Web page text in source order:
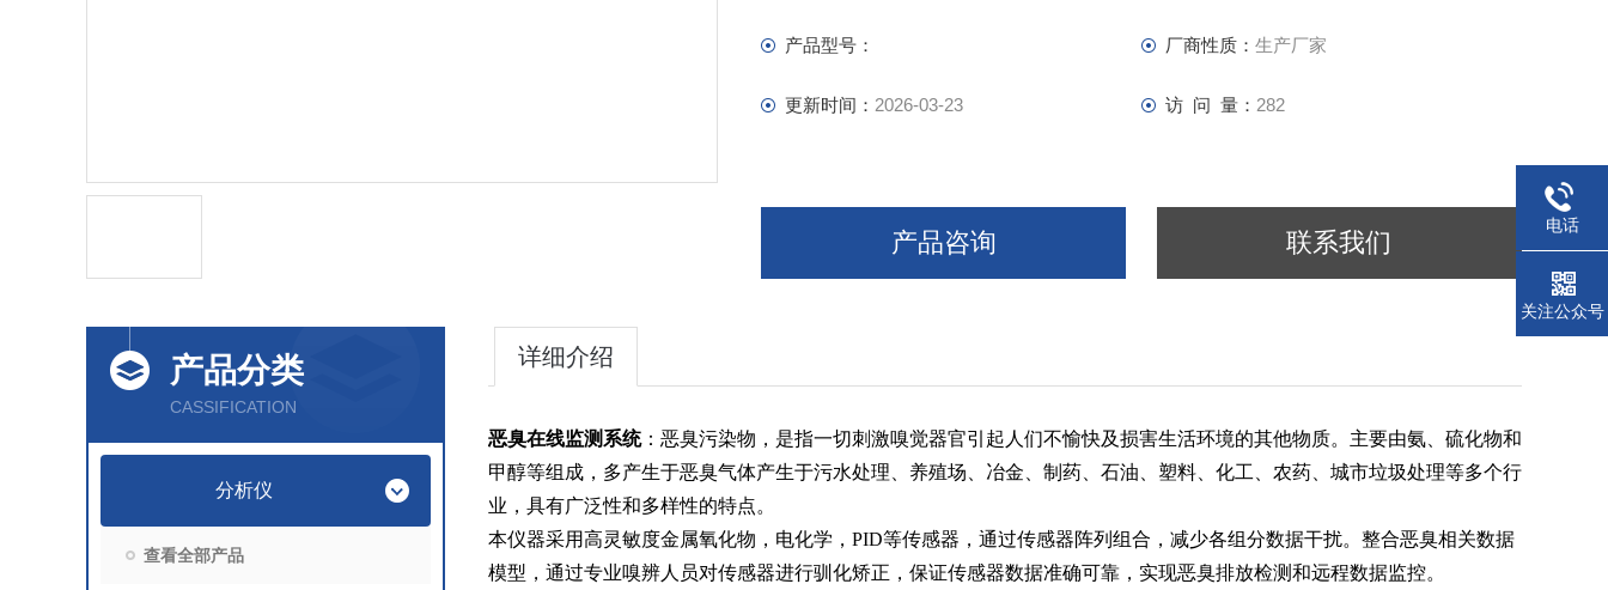
产品型号： 厂商性质： 生产厂家
更新时间： 2026-03-23 访 问 量： 282
产品咨询 联系我们
产品分类
CASSIFICATION
分析仪
查看全部产品
详细介绍
恶臭在线监测系统：恶臭污染物，是指一切刺激嗅觉器官引起人们不愉快及损害生活环境的其他物质。主要由氨、硫化物和
甲醇等组成，多产生于恶臭气体产生于污水处理、养殖场、冶金、制药、石油、塑料、化工、农药、城市垃圾处理等多个行
业，具有广泛性和多样性的特点。
本仪器采用高灵敏度金属氧化物，电化学，PID等传感器，通过传感器阵列组合，减少各组分数据干扰。整合恶臭相关数据
模型，通过专业嗅辨人员对传感器进行驯化矫正，保证传感器数据准确可靠，实现恶臭排放检测和远程数据监控。
电话
关注公众号